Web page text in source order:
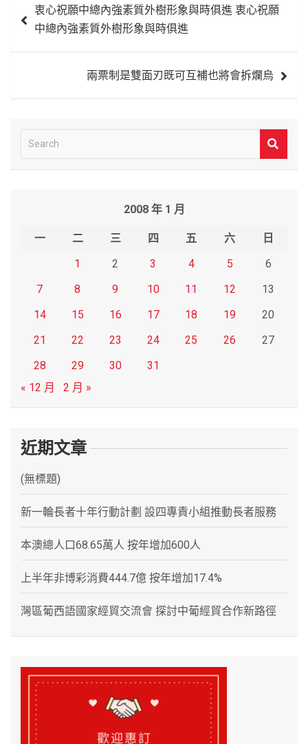
章 衷心祝願中總內強素質外樹形象與時俱進 衷心祝願
中總內強素質外樹形象與時俱進
兩票制是雙面刃既可互補也將會拆爛烏
e
2008 年 1 月
一 二 三 四 五 六
日
1
2 3 4 5
6
7
8 9 10 11 12
13
14
15 16 17 18 19
20
21
22 23 24 25 26
27
28
29 30
31
« 12 月
2 月 »
近期文章
(無標題)
新一輪長者十年行動計劃 設四專責小組推動長者服務
本澳總人口68.65萬人 按年增加600人
上半年非博彩消費444.7億 按年增加17.4%
灣區葡西語國家經貿交流會 探討中葡經貿合作新路徑